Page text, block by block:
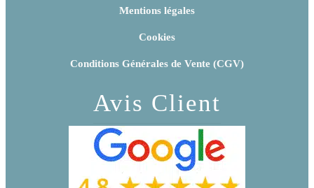
Mentions légales
Cookies
Conditions Générales de Vente (CGV)
Avis Client